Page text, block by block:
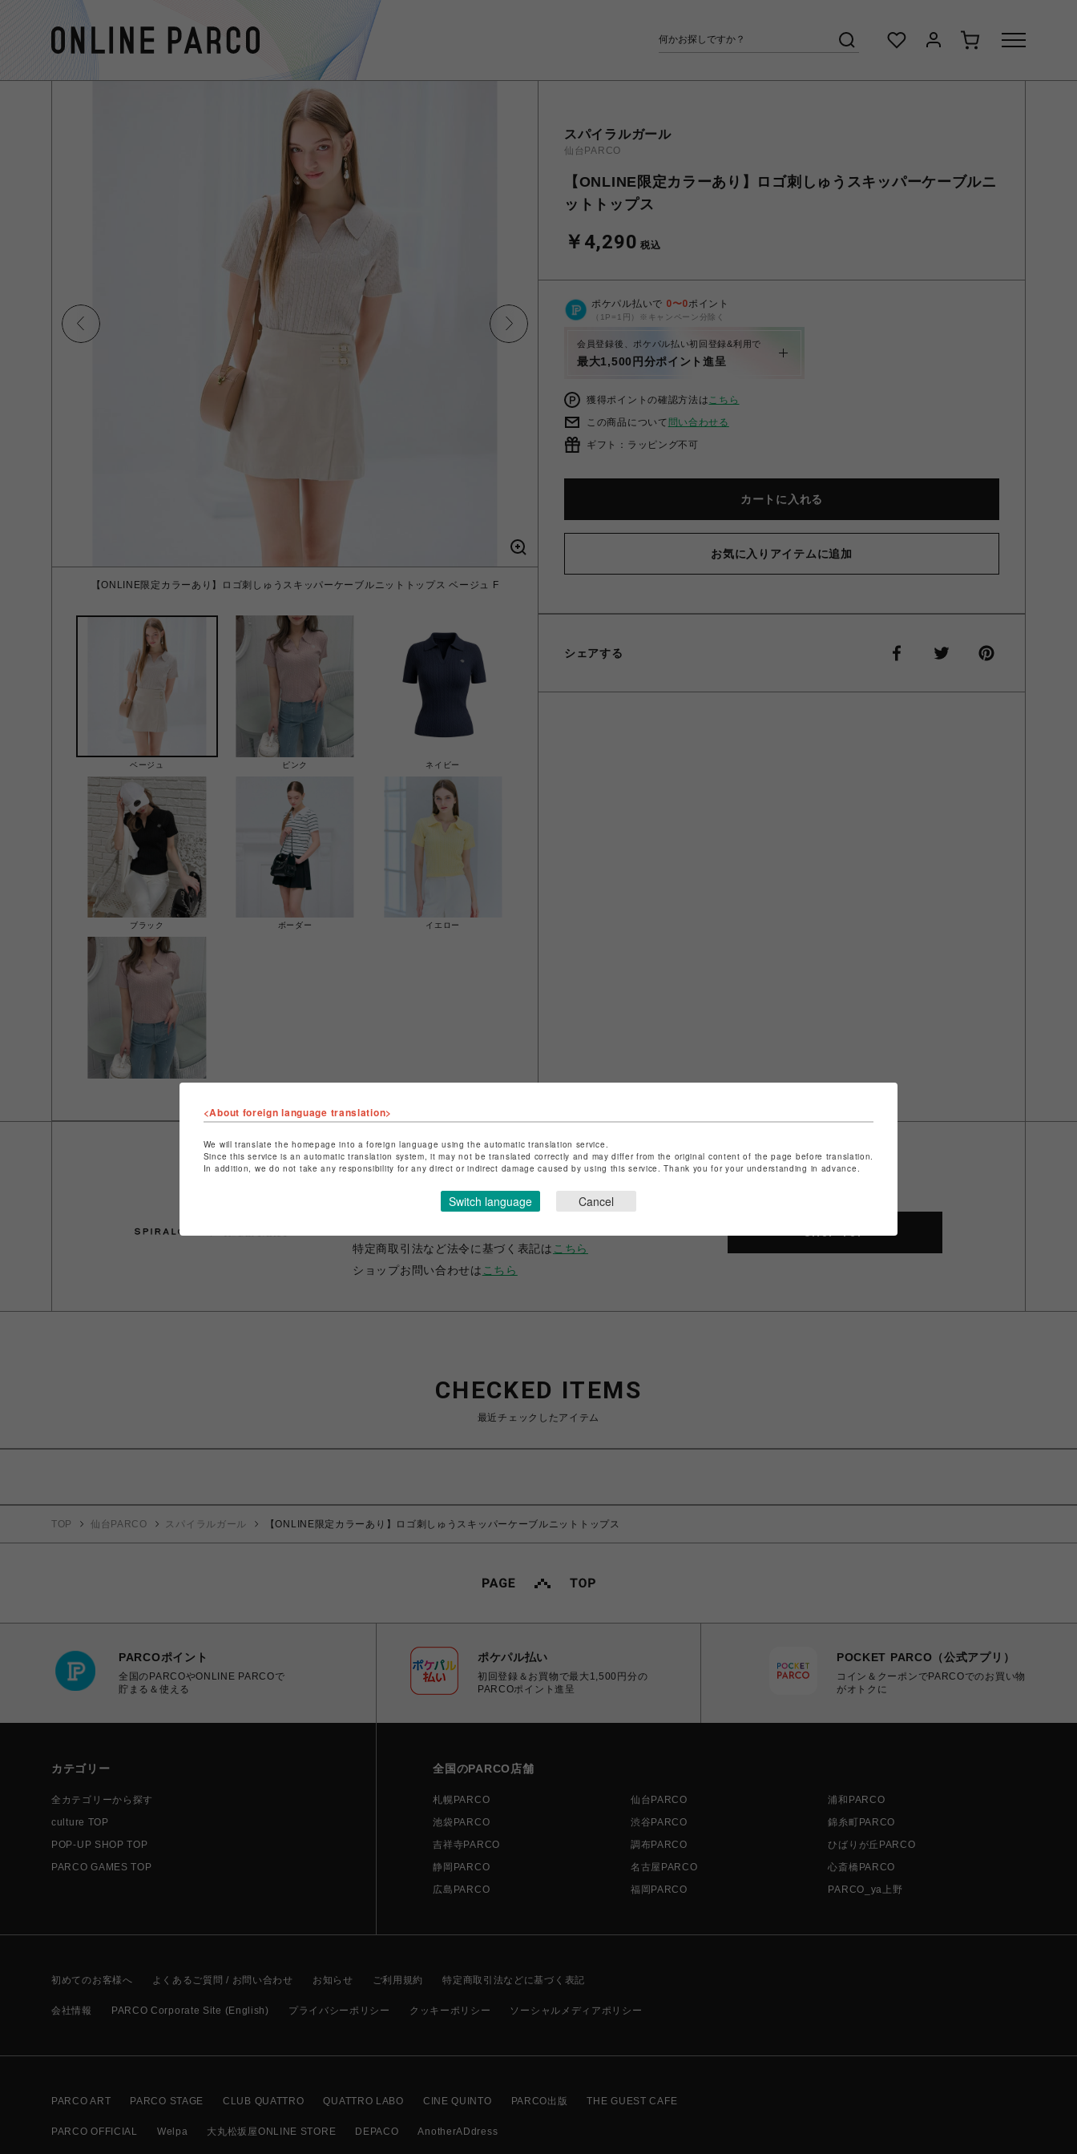
【ONLINE限定カラーあり】ロゴ刺しゅうスキッパーケーブルニットトップス ベージュ F
ベージュ ピンク ネイビー
ブラック ボーダー イエロー
スパイラルガール
仙台PARCO
【ONLINE限定カラーあり】ロゴ刺しゅうスキッパーケーブルニ
ットトップス
￥4,290 税込
ポケパル払いで 0〜0ポイント
（1P=1円）※キャンペーン分除く
会員登録後、ポケパル払い初回登録&利用で
最大1,500円分ポイント進呈
獲得ポイントの確認方法はこちら
この商品について 問い合わせる
ギフト：ラッピング不可
カートに入れる
お気に入りアイテムに追加
シェアする
スパイラルガール
特定商取引法など法令に基づく表記は こちら
ショップお問い合わせは こちら
CHECKED ITEMS
最近チェックしたアイテム
TOP 仙台PARCO スパイラルガール 【ONLINE限定カラーあり】ロゴ刺しゅうスキッパーケーブルニットトップス
PARCOポイント
全国のPARCOやONLINE PARCOで
貯まる＆使える
ポケパル払い
初回登録＆お買物で最大1,500円分の
PARCOポイント進呈
POCKET PARCO（公式アプリ）
コイン＆クーポンでPARCOでのお買い物
がオトクに
カテゴリー
全カテゴリーから探す
culture TOP
POP-UP SHOP TOP
PARCO GAMES TOP
全国のPARCO店舗
札幌PARCO 仙台PARCO
浦和PARCO
池袋PARCO
渋谷PARCO
錦糸町PARCO
吉祥寺PARCO
調布PARCO
ひばりが丘PARCO
静岡PARCO
名古屋PARCO
心斎橋PARCO
広島PARCO
福岡PARCO PARCO_ya上野
初めてのお客様へ よくあるご質問 / お問い合わせ お知らせ ご利用規約 特定商取引法などに基づく表記
会社情報 PARCO Corporate Site (English) プライバシーポリシー クッキーポリシー ソーシャルメディアポリシー
PARCO ART PARCO STAGE CLUB QUATTRO QUATTRO LABO CINE QUINTO PARCO出版 THE GUEST CAFE
PARCO OFFICIAL Welpa 大丸松坂屋ONLINE STORE DEPACO AnotherADdress
<About foreign language translation>
We will translate the homepage into a foreign language using the automatic translation service.
Since this service is an automatic translation system, it may not be translated correctly and may differ from the original content of the page before translation.
In addition, we do not take any responsibility for any direct or indirect damage caused by using this service. Thank you for your understanding in advance.
Switch language Cancel